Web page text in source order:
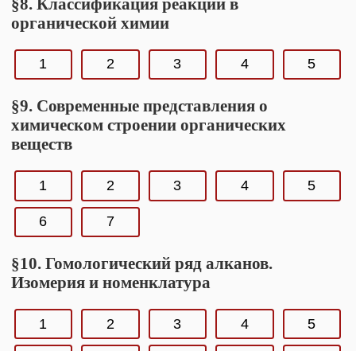
органической химии
1 2 3 4 5
§9. Современные представления о
химическом строении органических
веществ
1 2 3 4 5
6 7
§10. Гомологический ряд алканов.
Изомерия и номенклатура
1 2 3 4 5